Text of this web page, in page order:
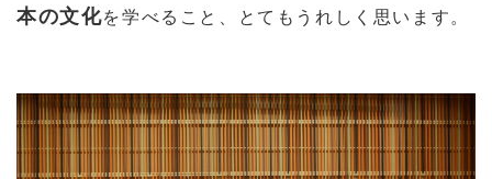
本の文化を学べること、とてもうれしく思います。